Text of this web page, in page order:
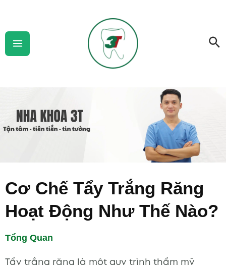
content
Menu
Cơ Chế Tẩy Trắng Răng
Hoạt Động Như Thế Nào?
Tổng Quan
Tẩy trắng răng là một quy trình thẩm mỹ